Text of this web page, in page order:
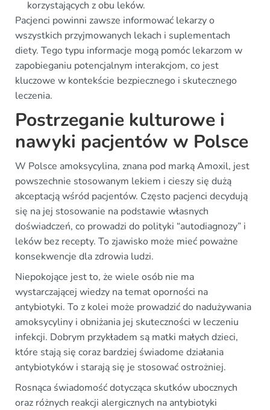
korzystających z obu leków.
Pacjenci powinni zawsze informować lekarzy o
wszystkich przyjmowanych lekach i suplementach
diety. Tego typu informacje mogą pomóc lekarzom w
zapobieganiu potencjalnym interakcjom, co jest
kluczowe w kontekście bezpiecznego i skutecznego
leczenia.
Postrzeganie kulturowe i
nawyki pacjentów w Polsce
W Polsce amoksycylina, znana pod marką Amoxil, jest
powszechnie stosowanym lekiem i cieszy się dużą
akceptacją wśród pacjentów. Często pacjenci decydują
się na jej stosowanie na podstawie własnych
doświadczeń, co prowadzi do polityki “autodiagnozy” i
leków bez recepty. To zjawisko może mieć poważne
konsekwencje dla zdrowia ludzi.
Niepokojące jest to, że wiele osób nie ma
wystarczającej wiedzy na temat oporności na
antybiotyki. To z kolei może prowadzić do nadużywania
amoksycyliny i obniżania jej skuteczności w leczeniu
infekcji. Dobrym przykładem są matki małych dzieci,
które stają się coraz bardziej świadome działania
antybiotyków i starają się je stosować ostrożniej.
Rosnąca świadomość dotycząca skutków ubocznych
oraz różnych reakcji alergicznych na antybiotyki